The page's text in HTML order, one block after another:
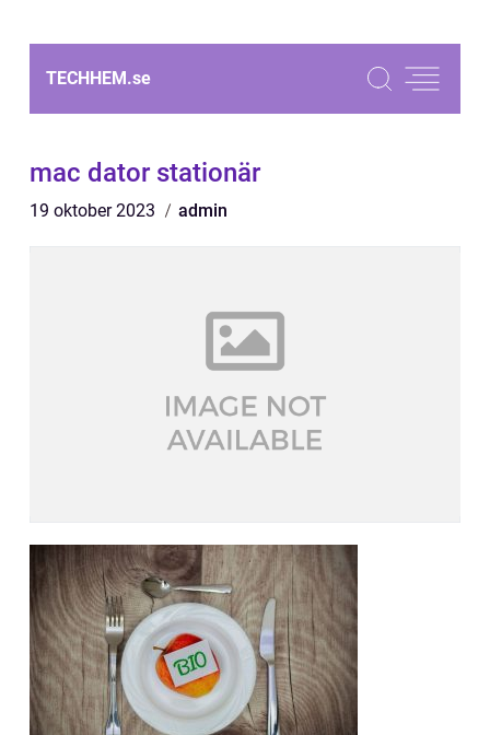
TECHHEM.se
mac dator stationär
19 oktober 2023 admin